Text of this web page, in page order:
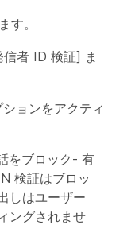
す。
信者 ID 検証] ま
ョンをアクティ
をブロック- 有
検証はブロッ
しはユーザー
ングされませ